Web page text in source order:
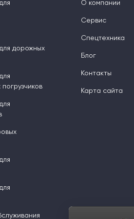
дорожных
О компании
Сервис
Спецтехника
Блог
Контакты
Карта сайта